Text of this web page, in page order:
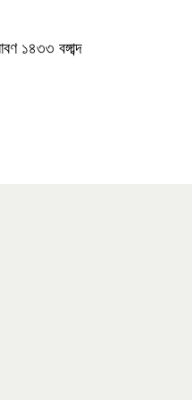
১৪৩৩ বঙ্গাব্দ